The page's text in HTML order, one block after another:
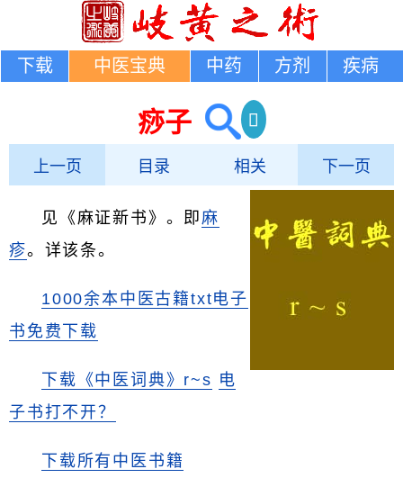
下载 中医宝典 中药 方剂 疾病
痧子
上一页 目录 相关 下一页
见《麻证新书》。即麻
疹。详该条。
1000余本中医古籍txt电子
书免费下载
下载《中医词典》r~s 电
子书打不开？
下载所有中医书籍